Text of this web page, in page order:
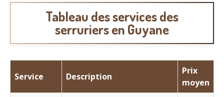
Tableau des services des
serruriers en Guyane
Service Description
Prix
moyen